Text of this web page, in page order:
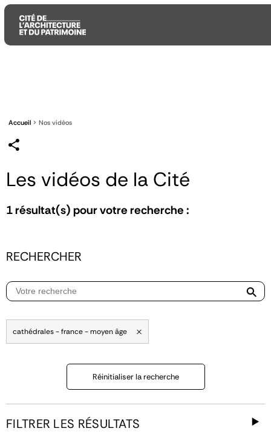
principal
principal
recherche
Accueil Nos vidéos
Les vidéos de la Cité
1résultat(s) pour votre recherche :
RECHERCHER
cathédrales - france - moyen âge
Réinitialiser la recherche
FILTRER LES RÉSULTATS